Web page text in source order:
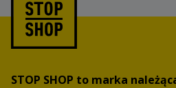
STOP SHOP to marka